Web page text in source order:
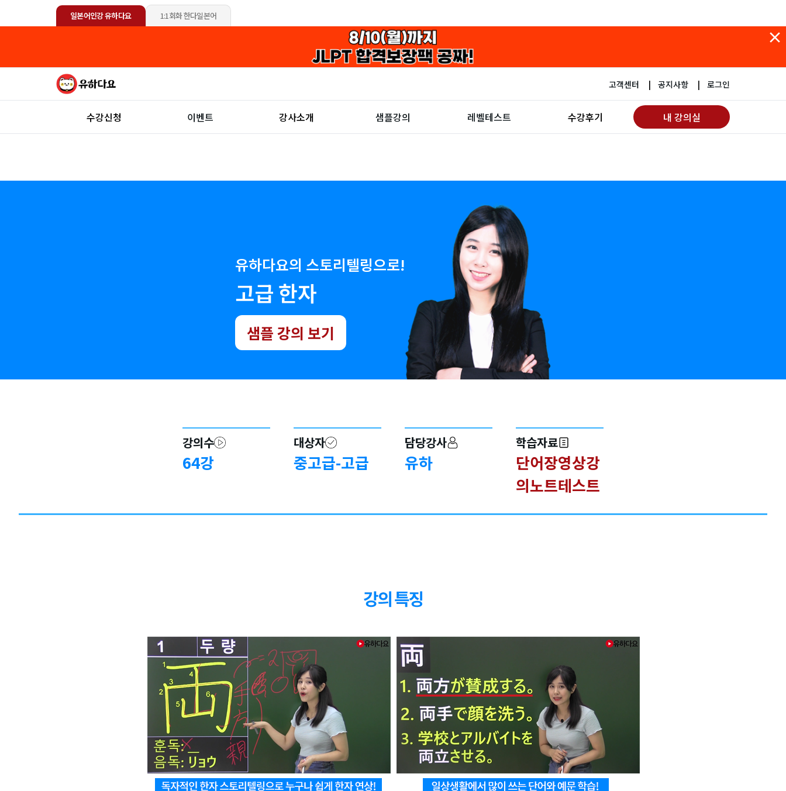
일본어인강 유하다요 1:1회화 한다일본어
고객센터 공지사항 로그인
수강신청 이벤트 강사소개 샘플강의 레벨테스트 수강후기 내 강의실
유하다요의 스토리텔링으로!
고급 한자
샘플 강의 보기
강의수
64강
대상자
중고급-고급
담당강사
유하
학습자료
단어장영상강
의노트테스트